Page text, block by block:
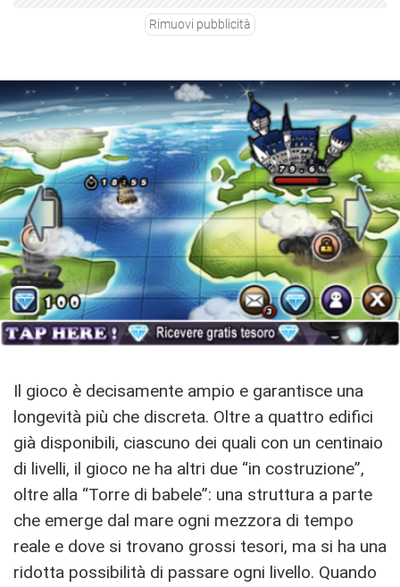
Rimuovi pubblicità
Il gioco è decisamente ampio e garantisce una
longevità più che discreta. Oltre a quattro edifici
già disponibili, ciascuno dei quali con un centinaio
di livelli, il gioco ne ha altri due “in costruzione”,
oltre alla “Torre di babele”: una struttura a parte
che emerge dal mare ogni mezzora di tempo
reale e dove si trovano grossi tesori, ma si ha una
ridotta possibilità di passare ogni livello. Quando